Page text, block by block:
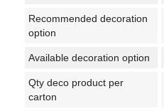
Recommended decoration
option
Available decoration option
Qty deco product per
carton